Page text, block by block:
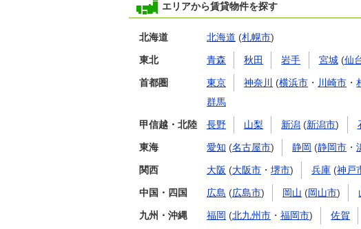
エリアから賃貸物件を探す
北海道 北海道 (札幌市)
東北 青森 秋田 岩手 宮城(仙
首都圏 東京 神奈川 (横浜市 ・ 川崎市 ・
群馬
甲信越・北陸 長野 山梨 新潟 (新潟市)
東海 愛知 (名古屋市) 静岡 (静岡市 ・
関西 大阪 (大阪市 ・ 堺市) 兵庫 (神戸
中国・四国 広島 (広島市) 岡山 (岡山市)
九州・沖縄 福岡 (北九州市 ・ 福岡市) 佐賀